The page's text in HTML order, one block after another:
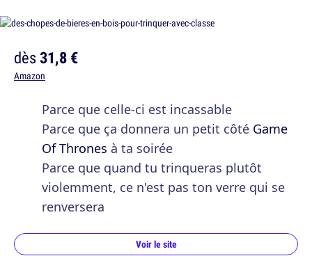
dès31,8 €
Amazon
Parce que celle-ci est incassable
Parce que ça donnera un petit côté Game
Of Thrones à ta soirée
Parce que quand tu trinqueras plutôt
violemment, ce n'est pas ton verre qui se
renversera
Voir le site